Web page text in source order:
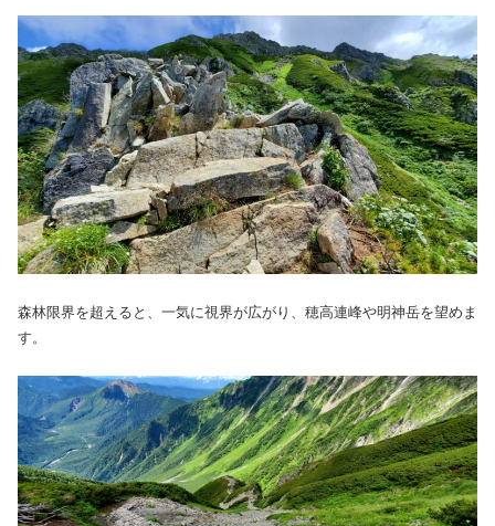
森林限界を超えると、一気に視界が広がり、穂高連峰や明神岳を望めま
す。